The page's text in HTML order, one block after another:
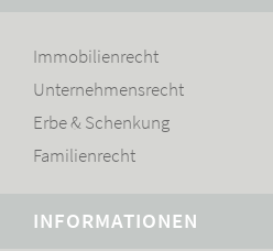
Navigation
überspringen
Immobilienrecht
Unternehmensrecht
Erbe & Schenkung
Familienrecht
INFORMATIONEN